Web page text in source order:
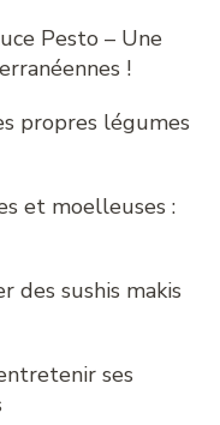
Pesto – Une
!
propres légumes
et moelleuses :
des sushis makis
ses